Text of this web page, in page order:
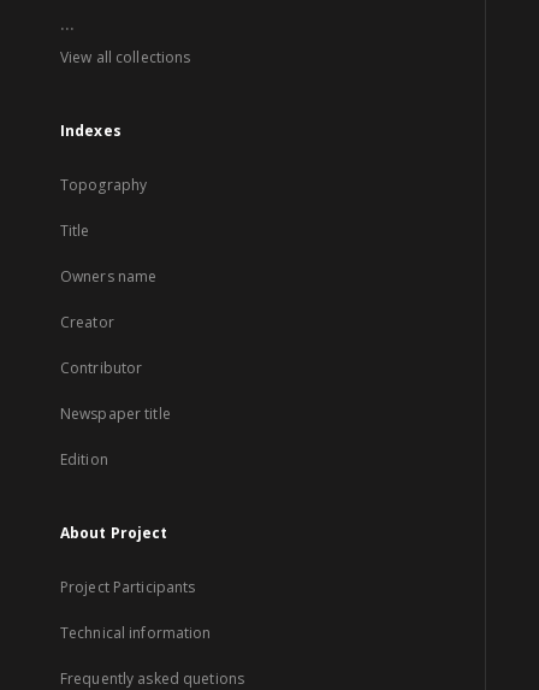
...
View all collections
Indexes
Topography
Title
Owners name
Creator
Contributor
Newspaper title
Edition
About Project
Project Participants
Technical information
Frequently asked quetions